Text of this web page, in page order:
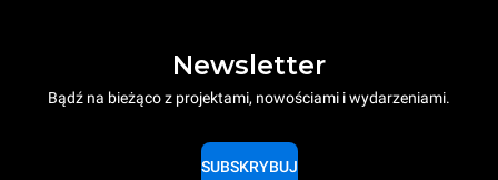
Newsletter
Bądź na bieżąco z projektami, nowościami i wydarzeniami.
SUBSKRYBUJ